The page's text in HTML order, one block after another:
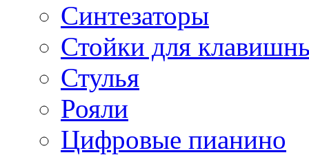
Синтезаторы
Стойки для
Стулья
Рояли
Цифровые пианино